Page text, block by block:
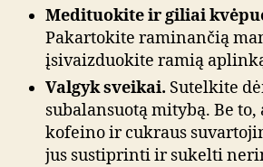
Medituokite ir giliai
Pakartokite raminančią
įsivaizduokite ramią
Valgyk sveikai. Sutelkite
subalansuotą mitybą. Be
kofeino ir cukraus
jus sustiprinti ir sukelti